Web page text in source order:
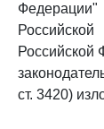
Федерации"
Российской
ст. 3420)